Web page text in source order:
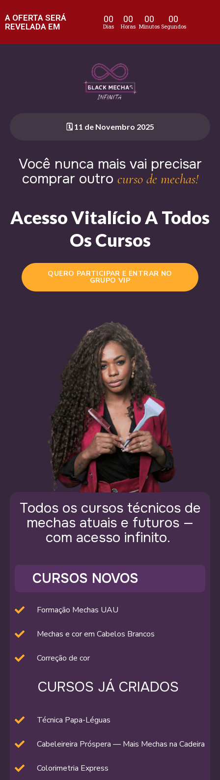
A OFERTA SERÁ
REVELADA EM
00
Dias
00
Horas
00
Minutos
00
Segundos
🗓 11 de Novembro 2025
Você nunca mais vai precisar
comprar outro curso de mechas!
Acesso Vitalício A Todos
Os Cursos
QUERO PARTICIPAR E ENTRAR NO
GRUPO VIP
Todos os cursos técnicos de
mechas atuais e futuros —
com acesso infinito.
CURSOS NOVOS
Formação Mechas UAU
Mechas e cor em Cabelos Brancos
Correção de cor
CURSOS JÁ CRIADOS
Técnica Papa-Léguas
Cabeleireira Próspera — Mais Mechas na Cadeira
Colorimetria Express